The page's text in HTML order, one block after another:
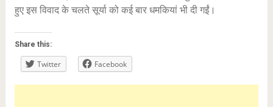
हुए इस विवाद के चलते सूर्या को कई बार धमकियां भी दी गईं।
Share this:
Twitter Facebook